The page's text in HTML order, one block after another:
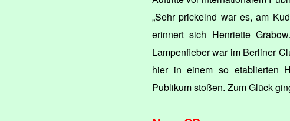
„Sehr prickelnd war es, am
erinnert sich Henriette
Lampenfieber war im Berliner
hier in einem so etablierten
Publikum stoßen. Zum Glück